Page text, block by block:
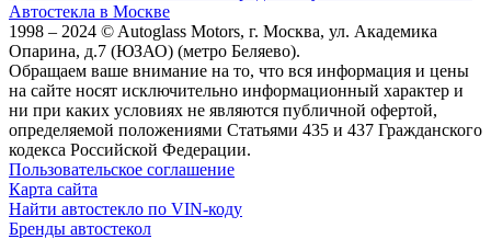
Автостекла в Москве
1998 – 2024 © Autoglass Motors, г. Москва, ул. Академика
Опарина, д.7 (ЮЗАО) (метро Беляево).
Обращаем ваше внимание на то, что вся информация и цены
на сайте носят исключительно информационный характер и
ни при каких условиях не являются публичной офертой,
определяемой положениями Статьями 435 и 437 Гражданского
кодекса Российской Федерации.
Пользовательское соглашение
Карта сайта
Найти автостекло по VIN-коду
Бренды автостекол